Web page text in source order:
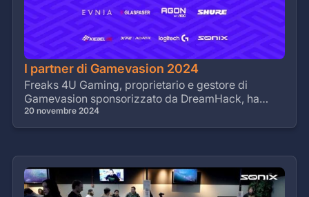
I partner di Gamevasion 2024
Freaks 4U Gaming, proprietario e gestore di
Gamevasion sponsorizzato da DreamHack, ha
annunciato i partner ufficiali del festival tedesco di
gaming.
20 novembre 2024